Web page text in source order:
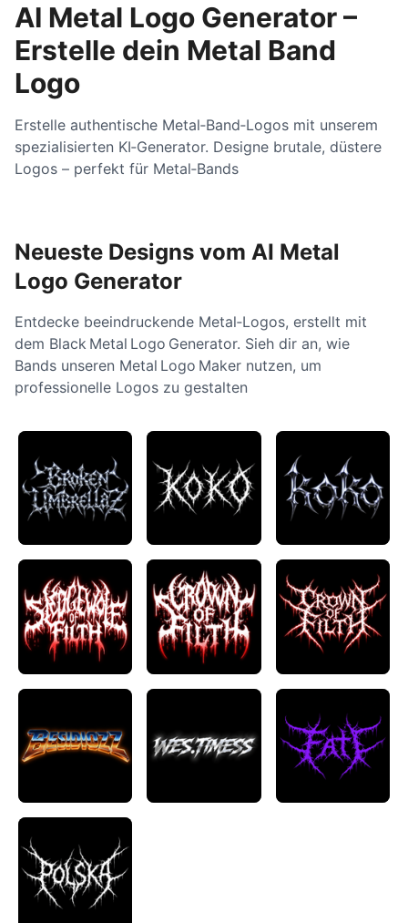
AI Metal Logo Generator –
Erstelle dein Metal Band
Logo
Erstelle authentische Metal‑Band‑Logos mit unserem
spezialisierten KI‑Generator. Designe brutale, düstere
Logos – perfekt für Metal‑Bands
Neueste Designs vom AI Metal
Logo Generator
Entdecke beeindruckende Metal‑Logos, erstellt mit
dem Black Metal Logo Generator. Sieh dir an, wie
Bands unseren Metal Logo Maker nutzen, um
professionelle Logos zu gestalten